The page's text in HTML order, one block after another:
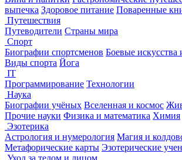
выпечка Здоровое питание Поваренные
Путешествия
Путеводители Страны мира
Спорт
Биографии спортсменов Боевые искусства
Виды спорта Йога
IT
Программирование Технологии
Наука
Биографии учёных Вселенная и космос
Прочие науки Физика и математика Химия
Эзотерика
Астрология и нумерология Магия и
Метафорические карты Эзотерические
Уход за телом и лицом